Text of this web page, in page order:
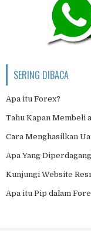
SERING DIBACA
Apa itu Forex?
Tahu Kapan Membeli
Cara Menghasilkan
Apa Yang
Kunjungi Website
Apa itu Pip dalam